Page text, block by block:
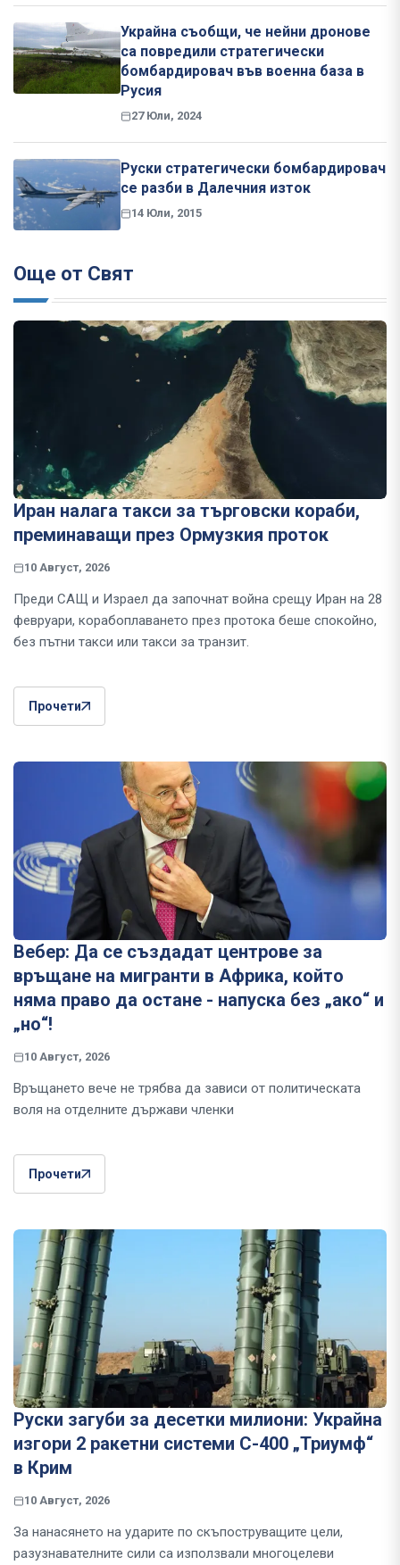
Украйна съобщи, че нейни дронове
са повредили стратегически
бомбардировач във военна база в
Русия
27 Юли, 2024
Руски стратегически бомбардировач
се разби в Далечния изток
14 Юли, 2015
Още от Свят
Иран налага такси за търговски кораби,
преминаващи през Ормузкия проток
10 Август, 2026
Преди САЩ и Израел да започнат война срещу Иран на 28
февруари, корабоплаването през протока беше спокойно,
без пътни такси или такси за транзит.
Прочети
Вебер: Да се създадат центрове за
връщане на мигранти в Африка, който
няма право да остане - напуска без „ако“ и
„но“!
10 Август, 2026
Връщането вече не трябва да зависи от политическата
воля на отделните държави членки
Прочети
Руски загуби за десетки милиони: Украйна
изгори 2 ракетни системи С-400 „Триумф“
в Крим
10 Август, 2026
За нанасянето на ударите по скъпоструващите цели,
разузнавателните сили са използвали многоцелеви